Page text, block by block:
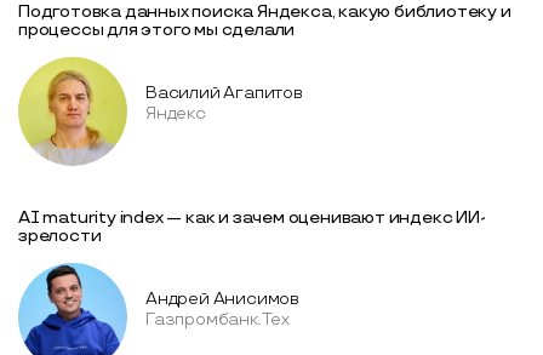
Подготовка данных поиска Яндекса, какую библиотеку и
процессы для этого мы сделали
Василий Агапитов
Яндекс
AI maturity index — как и зачем оценивают индекс ИИ-
зрелости
Андрей Анисимов
Газпромбанк.Тех